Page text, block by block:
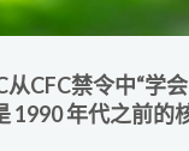
从CFC禁令中“学
1990 年代之前的